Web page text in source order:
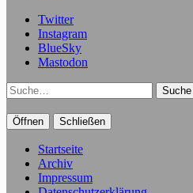
Twitter
Instagram
BlueSky
Mastodon
Suche
Öffnen Schließen
Startseite
Archiv
Impressum